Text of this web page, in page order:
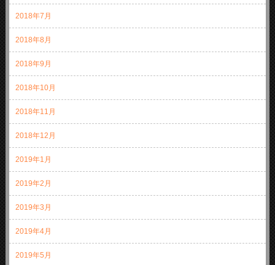
2018年7月
2018年8月
2018年9月
2018年10月
2018年11月
2018年12月
2019年1月
2019年2月
2019年3月
2019年4月
2019年5月